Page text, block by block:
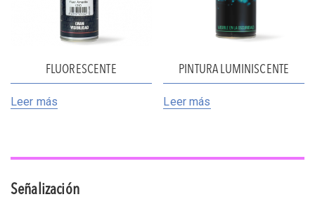
FLUORESCENTE
Leer más
PINTURA LUMINISCENTE
Leer más
Señalización